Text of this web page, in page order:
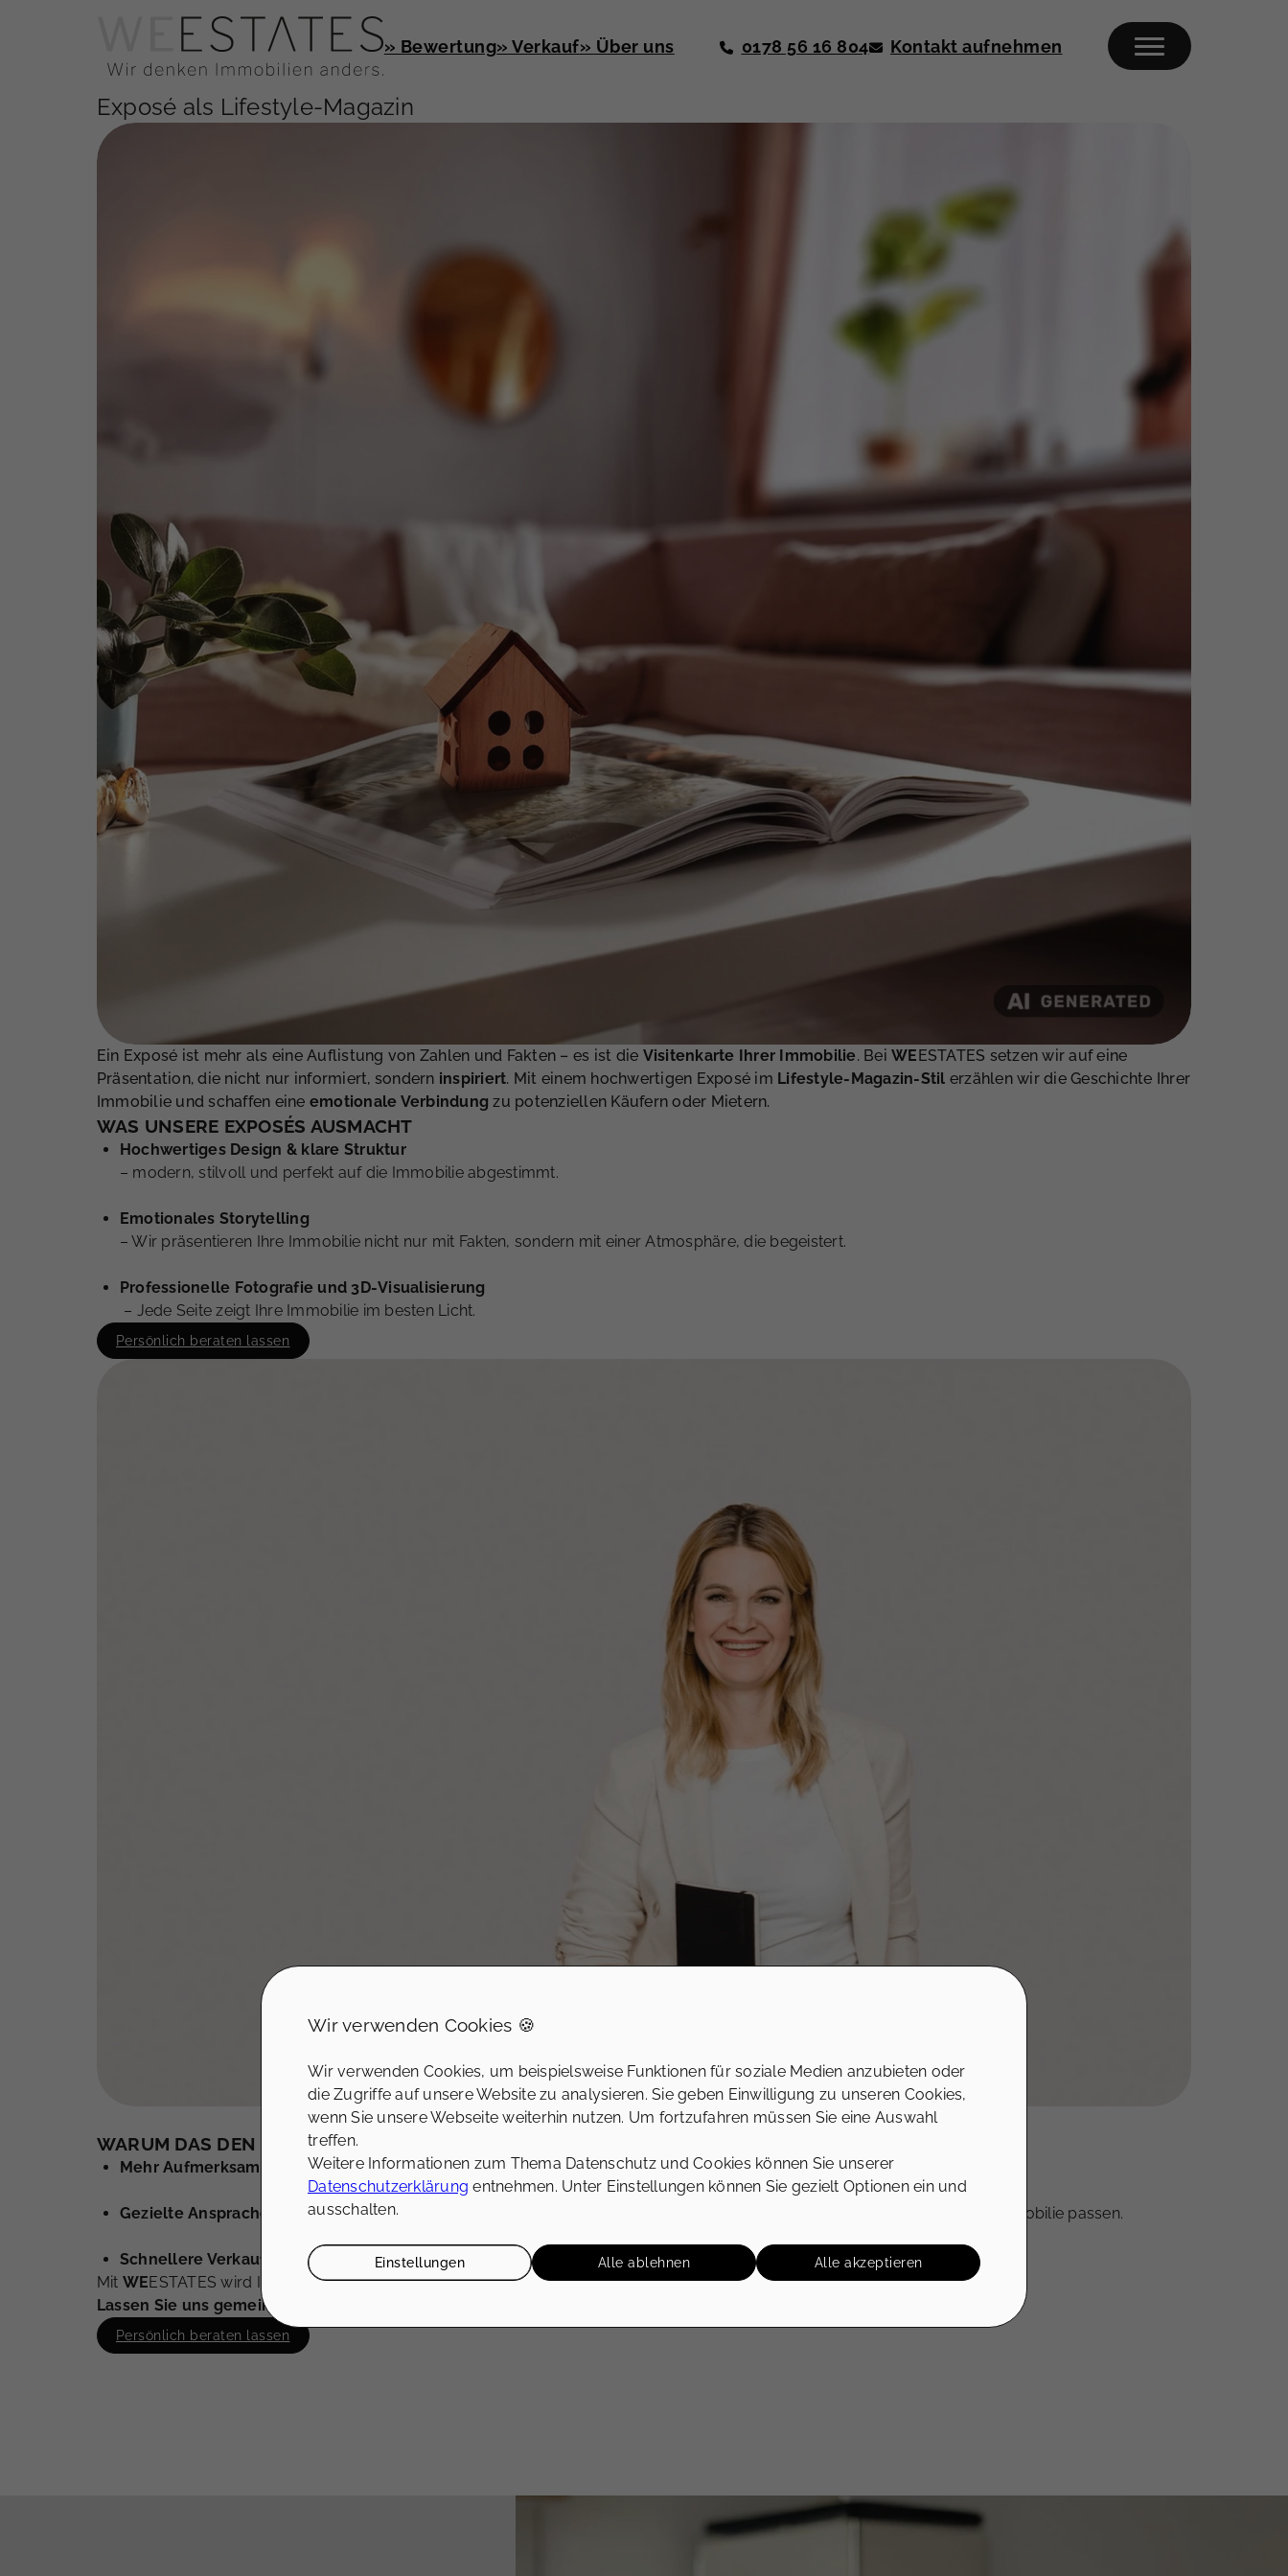
» Bewertung» Verkauf» Über uns 0178 56 16 804 Kontakt aufnehmen
Exposé als Lifestyle-Magazin
Ein Exposé ist mehr als eine Auflistung von Zahlen und Fakten – es ist die Visitenkarte Ihrer Immobilie. BeiWEESTATES setzen wir auf eine
Präsentation, die nicht nur informiert, sondern inspiriert. Mit einem hochwertigen Exposé im Lifestyle-Magazin-Stil erzählen wir die Geschichte Ihrer
Immobilie und schaffen eine emotionale Verbindung zu potenziellen Käufern oder Mietern.
WAS UNSERE EXPOSÉS AUSMACHT
Hochwertiges Design & klare Struktur
– modern, stilvoll und perfekt auf die Immobilie abgestimmt.
Emotionales Storytelling
– Wir präsentieren Ihre Immobilie nicht nur mit Fakten, sondern mit einer Atmosphäre, die begeistert.
Professionelle Fotografie und 3D-Visualisierung
– Jede Seite zeigt Ihre Immobilie im besten Licht.
Persönlich beraten lassen
WARUM DAS DEN UNTERSCHIED MACHT
Mehr Aufmerksamkeit – Ein professionell gestaltetes Exposé hebt Ihre Immobilie von anderen Angeboten ab.
Gezielte Ansprache der richtigen Interessenten – Ein ansprechendes Design zieht genau die Interessenten an, die zur Immobilie passen.
Schnellere Verkaufsentscheidungen– Wenn sich Interessenten emotional angesprochen fühlen, steigt die Kaufbereitschaft.
Mit WEESTATES wird Ihre Immobilie nicht einfach nur beworben – sie wird erlebbar gemacht.
Lassen Sie uns gemeinsam ein Exposé erstellen, das Eindruck hinterlässt.
Persönlich beraten lassen
Wir verwenden Cookies 🍪
Wir verwenden Cookies, um beispielsweise Funktionen für soziale Medien anzubieten oder
die Zugriffe auf unsere Website zu analysieren. Sie geben Einwilligung zu unseren Cookies,
wenn Sie unsere Webseite weiterhin nutzen. Um fortzufahren müssen Sie eine Auswahl
treffen.
Weitere Informationen zum Thema Datenschutz und Cookies können Sie unserer
Datenschutzerklärung entnehmen. Unter Einstellungen können Sie gezielt Optionen ein und
ausschalten.
Einstellungen Alle ablehnen Alle akzeptieren